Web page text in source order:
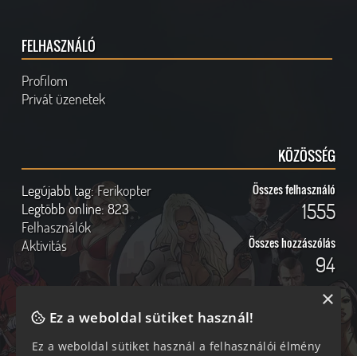
FELHASZNÁLÓ
Profilom
Privát üzenetek
KÖZÖSSÉG
Legújabb tag:Ferikopter
Legtöbb online:823
Felhasználók
Aktivitás
Összes felhasználó
1555
Összes hozzászólás
94
Online felhasználók Kövess Minket!
Ez a weboldal sütiket használ!
Ez a weboldal sütiket használ a felhasználói élmény
×